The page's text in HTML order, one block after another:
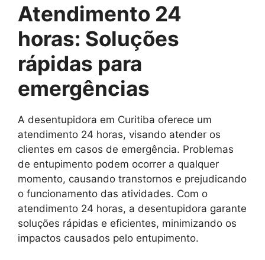
Atendimento 24
horas: Soluções
rápidas para
emergências
A desentupidora em Curitiba oferece um
atendimento 24 horas, visando atender os
clientes em casos de emergência. Problemas
de entupimento podem ocorrer a qualquer
momento, causando transtornos e prejudicando
o funcionamento das atividades. Com o
atendimento 24 horas, a desentupidora garante
soluções rápidas e eficientes, minimizando os
impactos causados pelo entupimento.